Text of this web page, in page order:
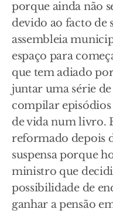
porque ainda não
devido ao facto de
assembleia
espaço para
que tem adiado
juntar uma série
compilar episódios
de vida num livro.
reformado depois
suspensa porque
ministro que
possibilidade de
ganhar a pensão